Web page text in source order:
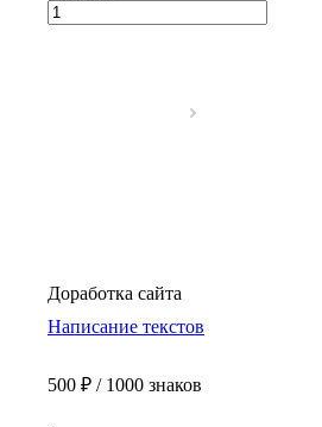
Доработка сайта
Написание текстов
500 ₽ / 1000 знаков